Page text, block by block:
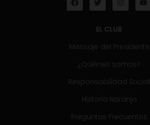
EL CLUB
Mensaje del Presidente
¿Quiénes somos?
Responsabilidad Social
Historia Naranja
Preguntas Frecuentes